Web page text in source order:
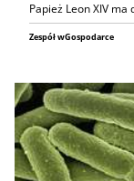
Papież Leon XIV ma
Zespół wGospodarce